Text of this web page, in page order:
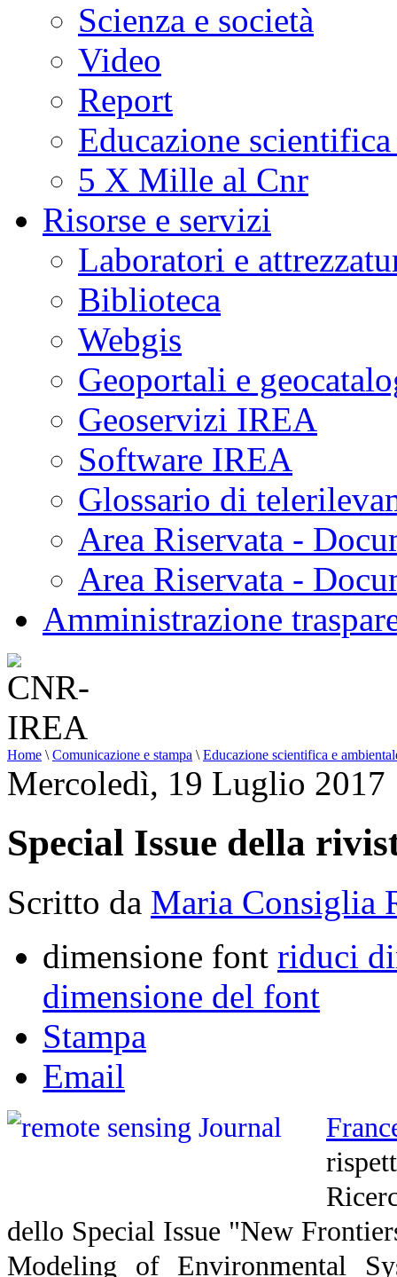
Scienza e società
Video
Report
Educazione
5 X Mille al Cnr
Risorse e servizi
Laboratori e
Biblioteca
Webgis
Geoportali e
Geoservizi IREA
Software IREA
Glossario di
Area Riservata -
Area Riservata -
Amministrazione
Home \ Comunicazione e stampa \ Educazione scientifica e
Mercoledì, 19 Luglio 2017
Special Issue della
Scritto da Maria Consiglia
dimensione font riduci
dimensione del font
Stampa
Email
dello Special Issue "New
Modeling of Environmental